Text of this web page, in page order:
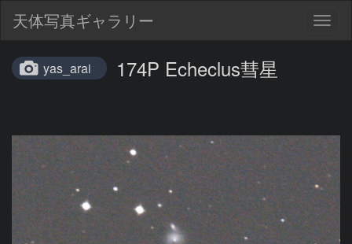
天体写真ギャラリー
yas_arai 174P Echeclus彗星